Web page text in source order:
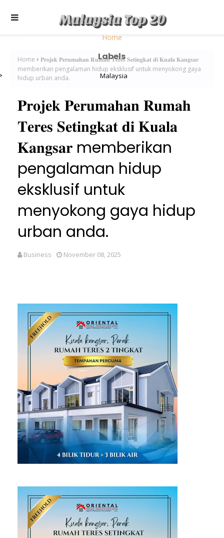
Home
Labels
Malaysia
Home
𝐏𝐫𝐨𝐣𝐞𝐤 𝐏𝐞𝐫𝐮𝐦𝐚𝐡𝐚𝐧 𝐑𝐮𝐦𝐚𝐡 𝐓𝐞𝐫𝐞𝐬 𝐒𝐞𝐭𝐢𝐧𝐠𝐤𝐚𝐭 𝐝𝐢 𝐊𝐮𝐚𝐥𝐚 𝐊𝐚𝐧𝐠𝐬𝐚𝐫
memberikan pengalaman hidup eksklusif untuk menyokong gaya
hidup urban anda.
𝐏𝐫𝐨𝐣𝐞𝐤 𝐏𝐞𝐫𝐮𝐦𝐚𝐡𝐚𝐧 𝐑𝐮𝐦𝐚𝐡
𝐓𝐞𝐫𝐞𝐬 𝐒𝐞𝐭𝐢𝐧𝐠𝐤𝐚𝐭 𝐝𝐢 𝐊𝐮𝐚𝐥𝐚
𝐊𝐚𝐧𝐠𝐬𝐚𝐫 memberikan
pengalaman hidup
eksklusif untuk
menyokong gaya hidup
urban anda.
Business November 08, 2025